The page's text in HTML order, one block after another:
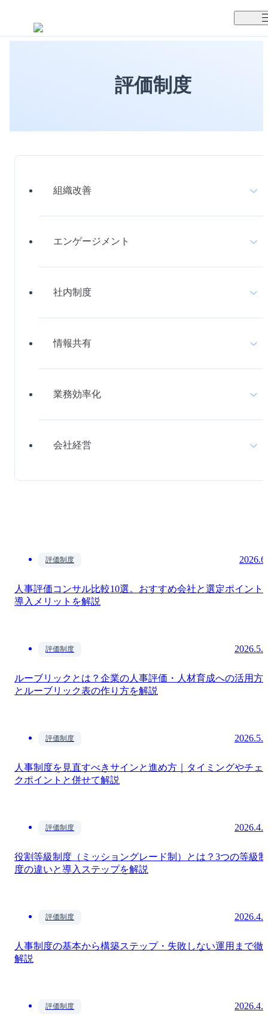
TUNAGの特徴評価制度
組織改善
組織改善
人材育成
離職防止
エンゲージメント
エンゲージメント
働きがい
社内制度
社内制度
福利厚生
社内施策
情報共有
情報共有
社内連絡
業務効率化
業務効率化
会社経営
健康経営
評価制度
人事評価コンサル比較10選。おすすめ会社と選定ポイント
導入メリットを解説
評価制度
ルーブリックとは？企業の人事評価・人材育成への活用方
とルーブリック表の作り方を解説
評価制度
人事制度を見直すべきサインと進め方｜タイミングやチェ
クポイントと併せて解説
評価制度
役割等級制度（ミッショングレード制）とは？3つの等級制
度の違いと導入ステップを解説
評価制度
人事制度の基本から構築ステップ・失敗しない運用まで徹
解説
評価制度